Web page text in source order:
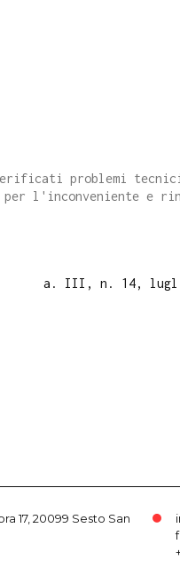
problemi
per l'inconveniente e
a. III, n. 14,
17, 20099 Sesto San